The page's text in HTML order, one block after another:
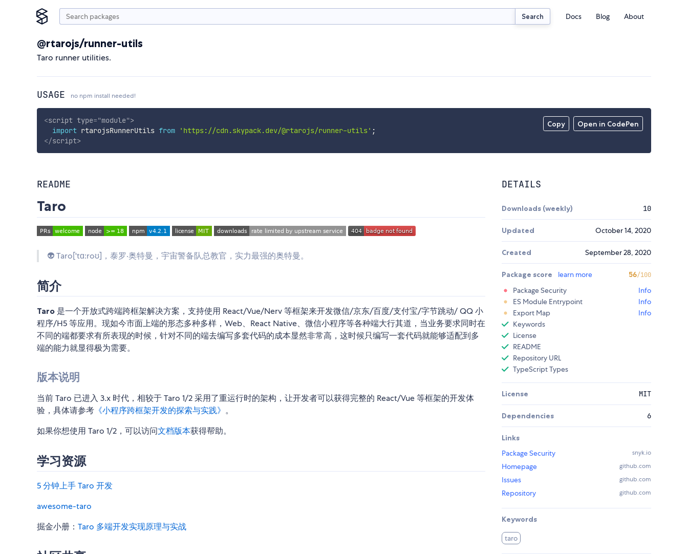
Search Docs Blog About
@rtarojs/runner-utils
Taro runner utilities.
USAGE no npm install needed!
Copy Open in CodePen
<script type="module">
import rtarojsRunnerUtils from 'https://cdn.skypack.dev/@rtarojs/runner-utils' ;
</script>
README
Taro
👽 Taro['tɑ:roʊ]，泰罗·奥特曼，宇宙警备队总教官，实力最强的奥特曼。
简介
Taro 是一个开放式跨端跨框架解决方案，支持使用 React/Vue/Nerv 等框架来开发微信/京东/百度/支付宝/字节跳动/ QQ 小
程序/H5 等应用。现如今市面上端的形态多种多样，Web、React Native、微信小程序等各种端大行其道，当业务要求同时在
不同的端都要求有所表现的时候，针对不同的端去编写多套代码的成本显然非常高，这时候只编写一套代码就能够适配到多
端的能力就显得极为需要。
版本说明
当前 Taro 已进入 3.x 时代，相较于 Taro 1/2 采用了重运行时的架构，让开发者可以获得完整的 React/Vue 等框架的开发体
验，具体请参考 《小程序跨框架开发的探索与实践》 。
如果你想使用 Taro 1/2，可以访问文档版本获得帮助。
学习资源
5 分钟上手 Taro 开发
awesome-taro
掘金小册： Taro 多端开发实现原理与实战
DETAILS
Downloads (weekly) 10
Updated October 14, 2020
Created September 28, 2020
Package score learn more 56/100
Package Security
Info
ES Module Entrypoint
Info
Export Map
Info
Keywords
License
README
Repository URL
TypeScript Types
License MIT
Dependencies 6
Links
Package Security
snyk.io
Homepage github.com
Issues github.com
Repository github.com
Keywords
taro